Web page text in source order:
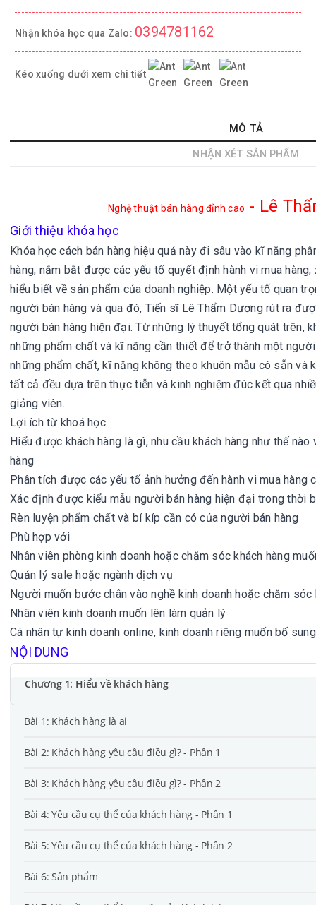
Nhận khóa học qua Zalo: 0394781162
Kéo xuống dưới xem chi tiết
MÔ TẢ
NHẬN XÉT SẢN PHẨM
Nghệ thuật bán hàng đỉnh cao - Lê
Giới thiệu khóa học
Khóa học cách bán hàng hiệu quả này đi sâu vào kĩ năng
hàng, nắm bắt được các yếu tố quyết định hành vi mua
hiểu biết về sản phẩm của doanh nghiệp. Một yếu tố quan
người bán hàng và qua đó, Tiến sĩ Lê Thẩm Dương rút ra
người bán hàng hiện đại. Từ những lý thuyết tổng quát trên,
những phẩm chất và kĩ năng cần thiết để trở thành một
những phẩm chất, kĩ năng không theo khuôn mẫu có sẵn và
tất cả đều dựa trên thực tiễn và kinh nghiệm đúc kết qua
giảng viên.
Lợi ích từ khoá học
Hiểu được khách hàng là gì, nhu cầu khách hàng như thế
hàng
Phân tích được các yếu tố ảnh hưởng đến hành vi mua hàng
Xác định được kiểu mẫu người bán hàng hiện đại trong thời
Rèn luyện phẩm chất và bí kíp cần có của người bán hàng
Phù hợp với
Nhân viên phòng kinh doanh hoặc chăm sóc khách hàng
Quản lý sale hoặc ngành dịch vụ
Người muốn bước chân vào nghề kinh doanh hoặc chăm sóc
Nhân viên kinh doanh muốn lên làm quản lý
Cá nhân tự kinh doanh online, kinh doanh riêng muốn bố
NỘI DUNG
Chương 1: Hiểu về khách hàng
Bài 1: Khách hàng là ai
Bài 2: Khách hàng yêu cầu điều gì? - Phần 1
Bài 3: Khách hàng yêu cầu điều gì? - Phần 2
Bài 4: Yêu cầu cụ thể của khách hàng - Phần 1
Bài 5: Yêu cầu cụ thể của khách hàng - Phần 2
Bài 6: Sản phẩm